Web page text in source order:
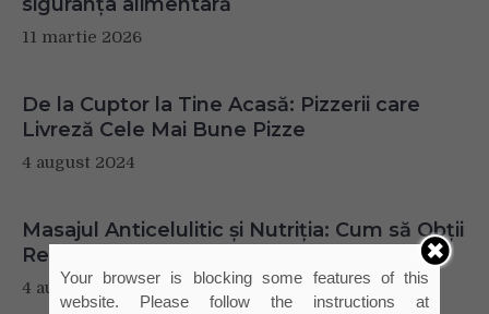
11 martie 2026
De la Cuptor la Tine Acasă: Pizzerii care
Livreză Cele Mai Bune Pizze
4 august 2024
Masajul Anticelulitic și Nutriția: Cum să Obții
Rezultate Durabile
4 august 2024
Your browser is blocking some features of this
website. Please follow the instructions at